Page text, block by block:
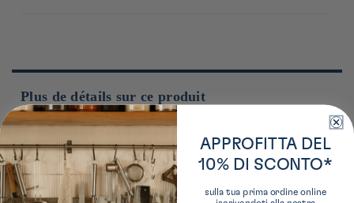
Plus de détails sur ce produit
Ulteriori informazioni sul produttore
Située à Kumamoto, la société Itsuki Foods a été fondée en
1878 et est spécialisée dans la fabrication de pâtes japonaises.
Reconnue pour sa qualité et sa tradition, l’entreprise propose
Instructions
APPROFITTA DEL
10% DI SCONTO*
sulla tua prima ordine online